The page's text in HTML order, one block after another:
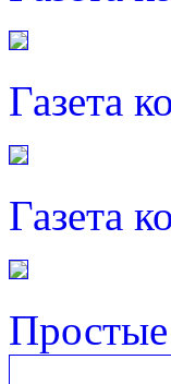
Газета
Газета
Простые